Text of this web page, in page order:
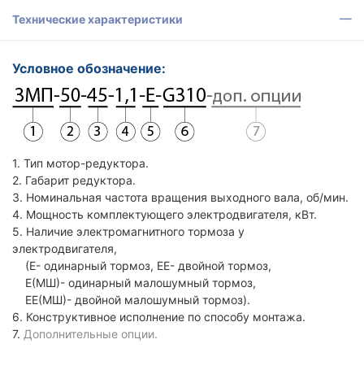
Технические характеристики
Условное обозначение:
1. Тип мотор-редуктора.
2. Габарит редуктора.
3. Номинальная частота вращения выходного вала, об/мин.
4. Мощность комплектующего электродвигателя, кВт.
5. Наличие электромагнитного тормоза у
электродвигателя,
(Е- одинарный тормоз, ЕЕ- двойной тормоз,
Е(МШ)- одинарный малошумный тормоз,
ЕЕ(МШ)- двойной малошумный тормоз).
6. Конструктивное исполнение по способу монтажа.
7. Дополнительные опции.